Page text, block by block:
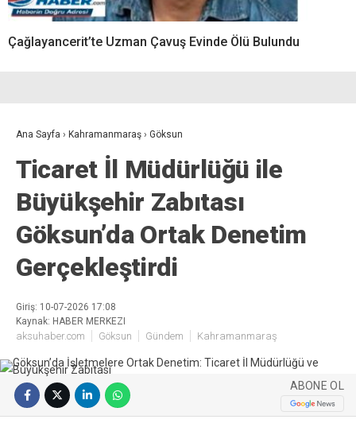
Çağlayancerit’te Uzman Çavuş Evinde Ölü Bulundu
Ana Sayfa › Kahramanmaraş › Göksun
Ticaret İl Müdürlüğü ile
Büyükşehir Zabıtası
Göksun’da Ortak Denetim
Gerçekleştirdi
Giriş: 10-07-2026 17:08
Kaynak: HABER MERKEZI
aksuhaber.com Göksun Gündem Kahramanmaraş
ABONE OL